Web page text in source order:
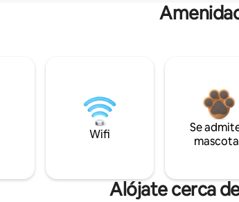
Wifi
Se
Alójate cerca